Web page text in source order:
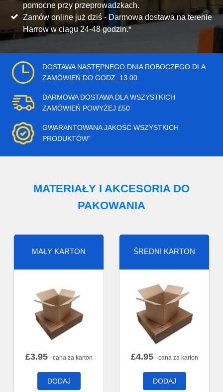
pomocne przy przeprowadzkach.
Zamów online już dziś - Darmowa dostawa na terenie
Harrow w ciagu 24-48 godzin.*
DOSTAWA NASTĘPNEGO DNIA ROBOCZEGO DLA
ZAMÓWIEŃ DO GODZ. 13:00
DARMOWA DOSTAWA DLA WSZYSTKICH
ZAMÓWIEŃ POWYŻEJ £50
GWARANTOWANA JAKOŚĆ WSZYSTKICH
PRODUKTÓW"
MATERIAŁY I AKCESORIA DO
PAKOWANIA
MAŁY KARTON
£3.95- cana za karton
DODAJ
ŚREDNI KARTON
£4.95- cana za karton
DODAJ